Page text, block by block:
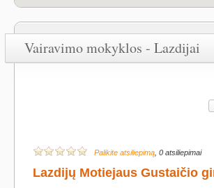
Vairavimo mokyklos - Lazdijai
Palikite atsiliepimą , 0 atsiliepimai
Lazdijų Motiejaus Gustaičio